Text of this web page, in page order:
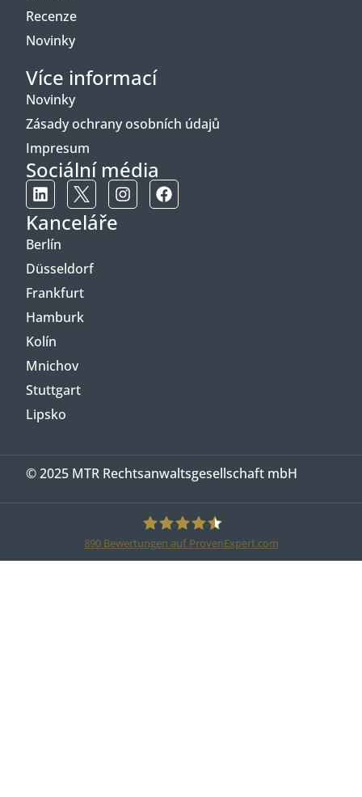
Recenze
Novinky
Více informací
Novinky
Zásady ochrany osobních údajů
Impresum
Sociální média
Kanceláře
Berlín
Düsseldorf
Frankfurt
Hamburk
Kolín
Mnichov
Stuttgart
Lipsko
© 2025 MTR Rechtsanwaltsgesellschaft mbH
890Bewertungen auf ProvenExpert.com